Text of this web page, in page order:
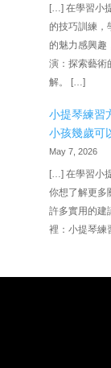
[…] 在學習小
的技巧訓練，
的魅力感興趣
演：探索藝術
解。 […]
小提琴練習
小孩幾歲可
May 7, 2026
[…] 在學習小
你想了解更多
許多實用的建
裡：小提琴